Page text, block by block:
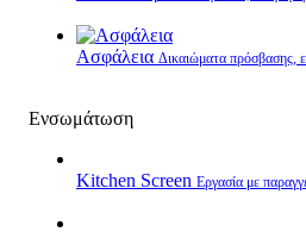
Ασφάλεια Δικαιώματα πρόσβασης,
Ενσωμάτωση
Kitchen Screen Εργασία με